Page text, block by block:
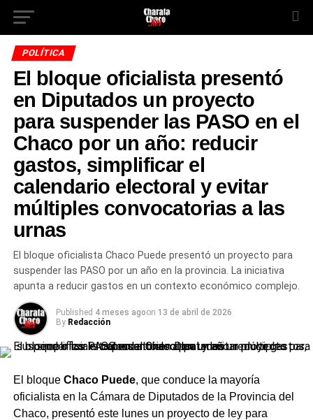
POLÍTICA
El bloque oficialista presentó
en Diputados un proyecto
para suspender las PASO en el
Chaco por un año: reducir
gastos, simplificar el
calendario electoral y evitar
múltiples convocatorias a las
urnas
El bloque oficialista Chaco Puede presentó un proyecto para
suspender las PASO por un año en la provincia. La iniciativa
apunta a reducir gastos en un contexto económico complejo.
Published 4 meses agoon 13 de abril de 2026
By Redacción
El bloque Chaco Puede, que conduce la mayoría
oficialista en la Cámara de Diputados de la Provincia del
Chaco, presentó este lunes un proyecto de ley para